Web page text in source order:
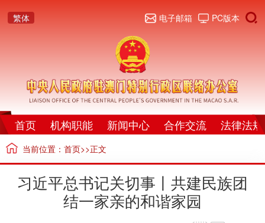
繁体 PC版本
电子邮箱
首页 机构职能 新闻中心 合作交流 法律法规
当前位置： 首页>>正文
习近平总书记关切事丨共建民族团
结一家亲的和谐家园